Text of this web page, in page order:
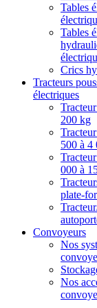
Tables
Tables
Crics
Tracteurs
électriques
200 kg
500 à 4
000 à
plate-
Convoyeurs
Nos
Nos